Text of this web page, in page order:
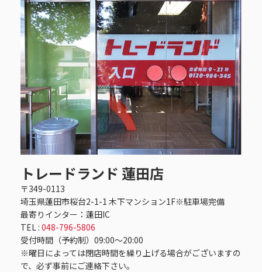
トレードランド 蓮田店
〒349-0113
埼玉県蓮田市桜台2-1-1 木下マンション1F※駐車場完備
最寄りインター：蓮田IC
TEL : 048-796-5806
受付時間（予約制）09:00〜20:00
※曜日によっては閉店時間を繰り上げる場合がございますの
で、必ず事前にご連絡下さい。